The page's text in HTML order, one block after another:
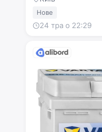
Нове
24 тра о 22:29